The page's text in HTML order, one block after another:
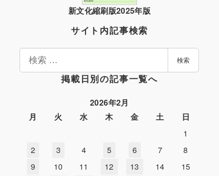
新文化縮刷版2025年版
サイト内記事検索
検
検索
掲載日別の記事一覧へ
2026年2月
月
火 水 木 金 土
日
1
2
3 4 5 6 7
8
9
10 11 12 13 14
15